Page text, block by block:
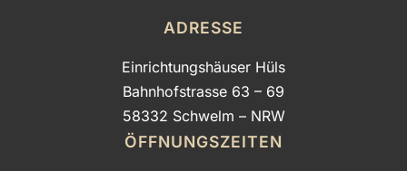
ADRESSE
Einrichtungshäuser Hüls
Bahnhofstrasse 63 – 69
58332 Schwelm – NRW
ÖFFNUNGSZEITEN